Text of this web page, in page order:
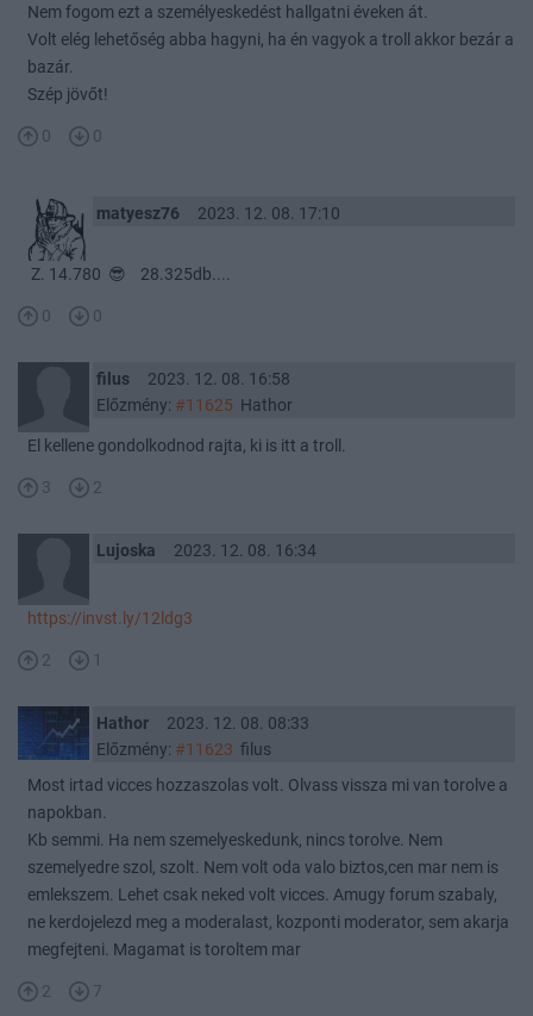
Nem fogom ezt a személyeskedést hallgatni éveken át.
Volt elég lehetőség abba hagyni, ha én vagyok a troll akkor bezár a
bazár.
Szép jövőt!
0 0
matyesz76 2023. 12. 08. 17:10
Z. 14.780 😎 28.325db....
0 0
filus
2023. 12. 08. 16:58
Előzmény: #11625 Hathor
El kellene gondolkodnod rajta, ki is itt a troll.
3 2
Lujoska 2023. 12. 08. 16:34
https://invst.ly/12ldg3
2 1
Hathor
2023. 12. 08. 08:33
Előzmény: #11623 filus
Most irtad vicces hozzaszolas volt. Olvass vissza mi van torolve a
napokban.
Kb semmi. Ha nem szemelyeskedunk, nincs torolve. Nem
szemelyedre szol, szolt. Nem volt oda valo biztos,cen mar nem is
emlekszem. Lehet csak neked volt vicces. Amugy forum szabaly,
ne kerdojelezd meg a moderalast, kozponti moderator, sem akarja
megfejteni. Magamat is toroltem mar
2 7